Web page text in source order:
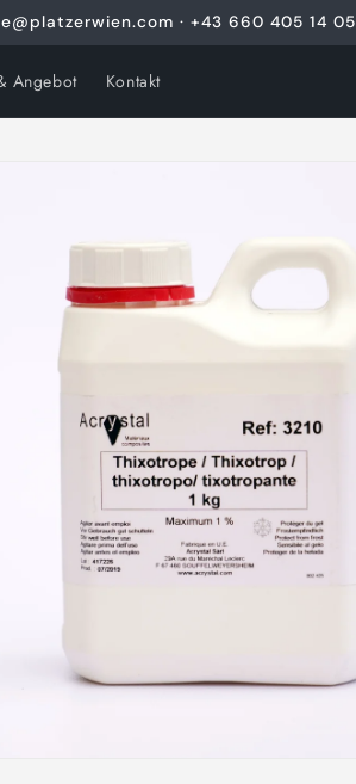
· +43 660 405 14 05
Angebot Kontakt